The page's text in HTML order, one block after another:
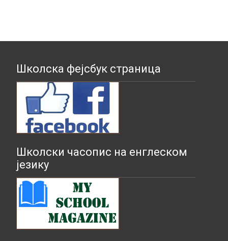
Школска фејсбук страница
Школски часопис на енглеском
језику